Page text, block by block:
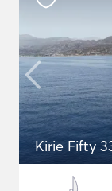
Kirie Fifty